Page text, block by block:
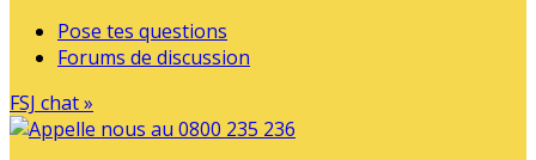
Pose tes questions
Forums de discussion
FSJ chat »